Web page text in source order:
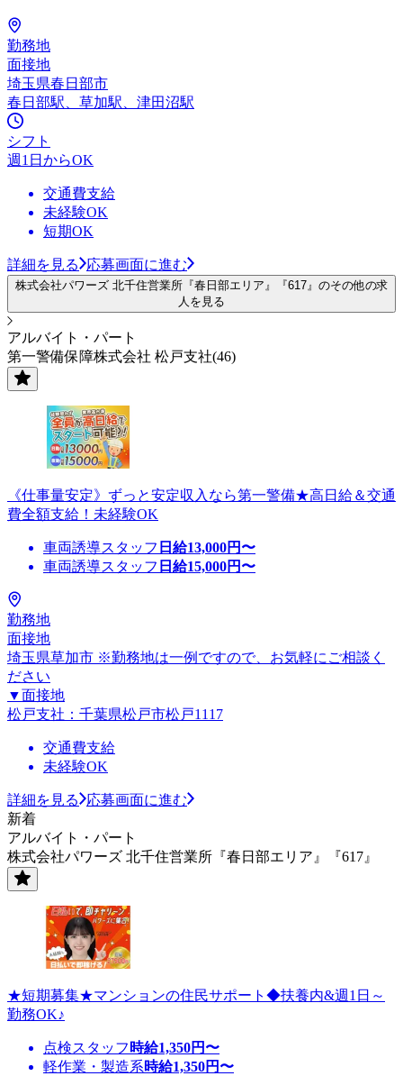
勤務地
面接地
埼玉県春日部市
春日部駅、草加駅、津田沼駅
シフト
週1日からOK
交通費支給
未経験OK
短期OK
詳細を見る 応募画面に進む
株式会社パワーズ 北千住営業所『春日部エリア』『617』のその他の求
人を見る
アルバイト・パート
第一警備保障株式会社 松戸支社(46)
《仕事量安定》ずっと安定収入なら第一警備★高日給＆交通
費全額支給！未経験OK
車両誘導スタッフ 日給13,000円〜
車両誘導スタッフ 日給15,000円〜
勤務地
面接地
埼玉県草加市 ※勤務地は一例ですので、お気軽にご相談く
ださい
▼面接地
松戸支社：千葉県松戸市松戸1117
交通費支給
未経験OK
詳細を見る
応募画面に進む
新着
アルバイト・パート
株式会社パワーズ 北千住営業所『春日部エリア』『617』
★短期募集★マンションの住民サポート◆扶養内&週1日～
勤務OK♪
点検スタッフ 時給1,350円〜
軽作業・製造系時給1,350円〜